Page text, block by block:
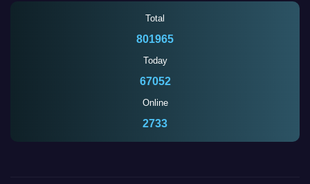
Total
801965
Today
67052
Online
2733